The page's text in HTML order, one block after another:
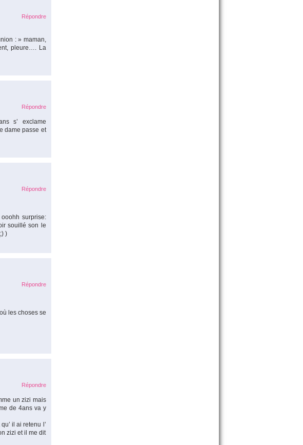
Répondre
: » maman,
pleure…. La
Répondre
s’ exclame
dame passe et
Répondre
surprise:
souillé son le
)
Répondre
les choses se
Répondre
un zizi mais
de 4ans va y
il ai retenu l’
zizi et il me dit